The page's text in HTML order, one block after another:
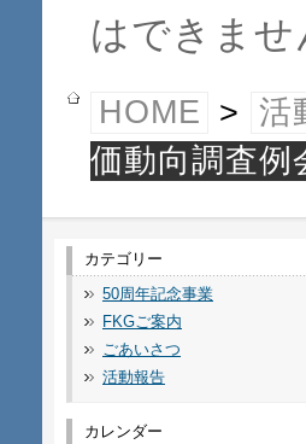
はできませ
HOME > 活
価動向調査例
カテゴリー
50周年記念事業
FKGご案内
ごあいさつ
活動報告
カレンダー